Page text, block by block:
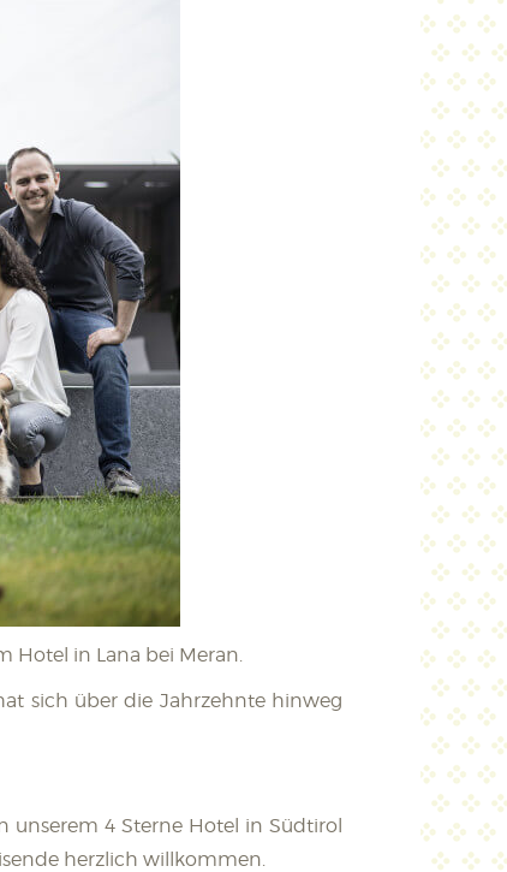
Hotel in Lana bei Meran.
sich über die Jahrzehnte hinweg
unserem 4 Sterne Hotel in Südtirol
herzlich willkommen.